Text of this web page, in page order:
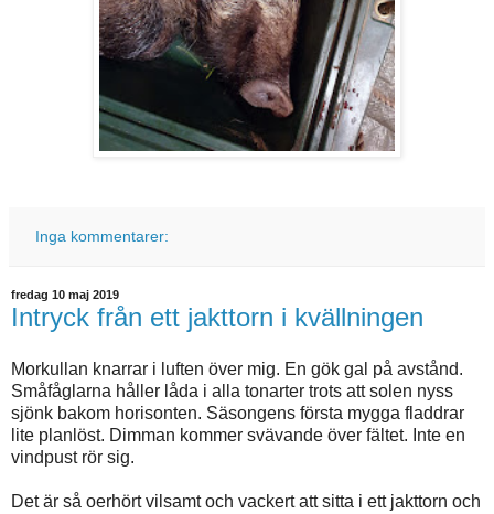
Inga kommentarer:
fredag 10 maj 2019
Intryck från ett jakttorn i kvällningen
Morkullan knarrar i luften över mig. En gök gal på avstånd.
Småfåglarna håller låda i alla tonarter trots att solen nyss
sjönk bakom horisonten. Säsongens första mygga fladdrar
lite planlöst. Dimman kommer svävande över fältet. Inte en
vindpust rör sig.
Det är så oerhört vilsamt och vackert att sitta i ett jakttorn och